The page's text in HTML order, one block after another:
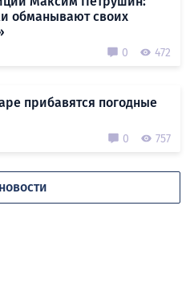
обманывают своих
0 472
прибавятся погодные
0 757